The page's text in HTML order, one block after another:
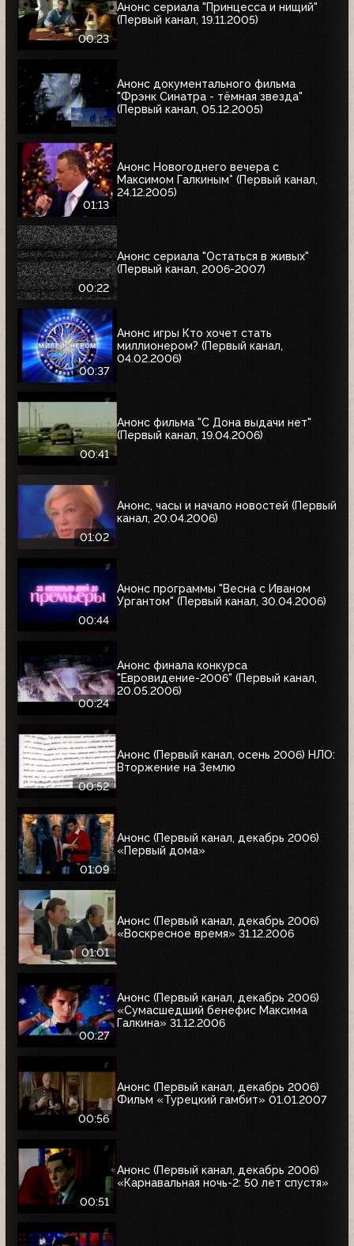
00:23
Анонс сериала "Принцесса и нищий"
(Первый канал, 19.11.2005)
Анонс документального фильма
"Фрэнк Синатра - тёмная звезда"
(Первый канал, 05.12.2005)
01:13
Анонс Новогоднего вечера с
Максимом Галкиным* (Первый канал,
24.12.2005)
00:22
Анонс сериала "Остаться в живых"
(Первый канал, 2006-2007)
00:37
Анонс игры Кто хочет стать
миллионером? (Первый канал,
04.02.2006)
00:41
Анонс фильма "С Дона выдачи нет"
(Первый канал, 19.04.2006)
01:02
Анонс, часы и начало новостей (Первый
канал, 20.04.2006)
00:44
Анонс программы "Весна с Иваном
Ургантом" (Первый канал, 30.04.2006)
00:24
Анонс финала конкурса
"Евровидение-2006" (Первый канал,
20.05.2006)
00:52
Анонс (Первый канал, осень 2006) НЛО:
Вторжение на Землю
01:09
Анонс (Первый канал, декабрь 2006)
«Первый дома»
01:01
Анонс (Первый канал, декабрь 2006)
«Воскресное время» 31.12.2006
00:27
Анонс (Первый канал, декабрь 2006)
«Сумасшедший бенефис Максима
Галкина» 31.12.2006
00:56
Анонс (Первый канал, декабрь 2006)
Фильм «Турецкий гамбит» 01.01.2007
00:51
Анонс (Первый канал, декабрь 2006)
«Карнавальная ночь-2: 50 лет спустя»